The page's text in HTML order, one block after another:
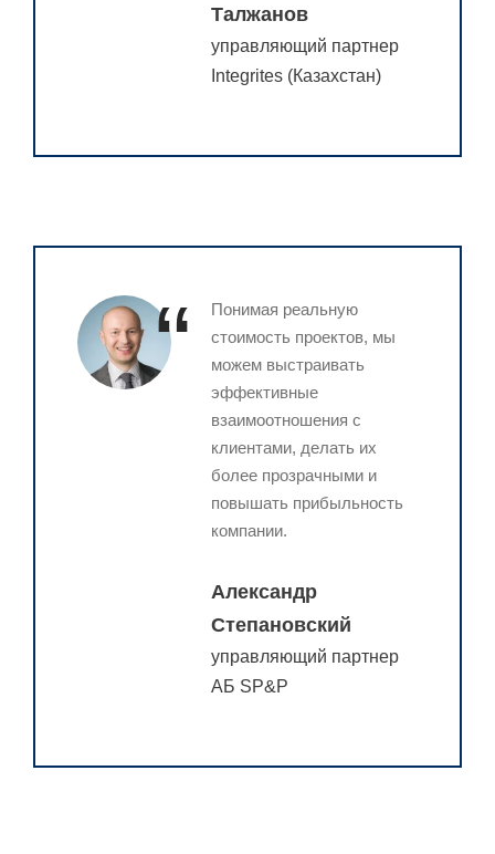
Талжанов
управляющий партнер
Integrites (Казахстан)
“
Понимая реальную
стоимость проектов, мы
можем выстраивать
эффективные
взаимоотношения с
клиентами, делать их
более прозрачными и
повышать прибыльность
компании.
Александр
Степановский
управляющий партнер
АБ SP&P